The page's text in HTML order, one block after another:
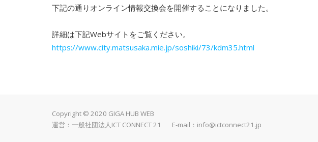
下記の通りオンライン情報交換会を開催することになりました。
詳細は下記Webサイトをご覧ください。
https://www.city.matsusaka.mie.jp/soshiki/73/kdm35.html
Copyright © 2020 GIGA HUB WEB
運営：一般社団法人ICT CONNECT 21 E-mail： info@ictconnect21.jp